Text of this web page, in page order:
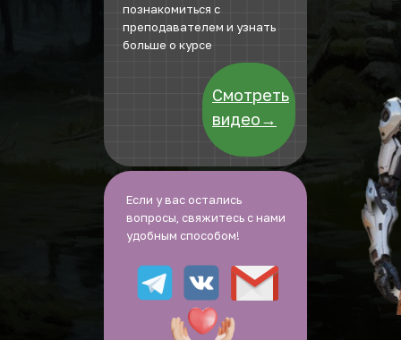
познакомиться с
преподавателем и узнать
больше о курсе
Если у вас остались
вопросы, свяжитесь с нами
удобным способом!
Смотреть
видео→